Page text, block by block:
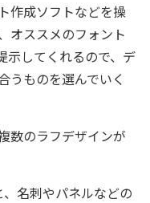
作成ソフトなどを操
オススメのフォント
示してくれるので、デ
うものを選んでいく
数のラフデザインが
名刺やパネルなどの